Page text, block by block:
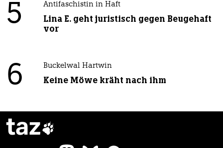
5 Antifaschistin in Haft
Lina E. geht juristisch gegen Beugehaft
vor
6 Buckelwal Hartwin
Keine Möwe kräht nach ihm
taz